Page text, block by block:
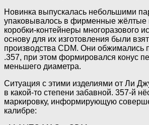
Новинка выпускалась небольшими
упаковывалось в фирменные жёлтые
коробки-контейнеры многоразового
основу для их изготовления были
производства CDM. Они обжимались
.357, при этом формировался конус
меньшего диаметра.
Ситуация с этими изделиями от Ли
в какой-то степени забавной. 357-й
маркировку, информирующую
калибре: